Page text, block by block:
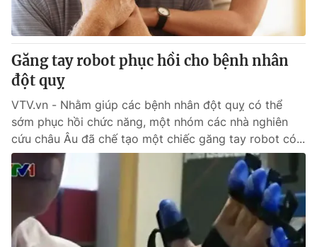
Cơ quan chủ quản: Đài Truyền hình Việt Nam
Cơ quan báo chí:Thời báo VTV
Giấy phép hoạt động báo in và báo điện tử số 483/GP-BTTTT
cấp ngày 29/12/2023
Tổng Biên tập:
Phó Tổng Biên tập:Nguyễn Thị Mỹ Hạnh, Phạm Quốc Thắng,
Nguyễn Trọng Ninh
Tổng đài VTV: 024.38 355 931 - 024.38 355 932
Ðiện thoại Thời báo VTV:
024.66 897 897
toasoan@vtv.vn
Liên hệ quảng cáo:
024-7300.7108
Găng tay robot phục hồi cho bệnh nhân
đột quỵ
VTV.vn - Nhằm giúp các bệnh nhân đột quỵ có thể
sớm phục hồi chức năng, một nhóm các nhà nghiên
cứu châu Âu đã chế tạo một chiếc găng tay robot có...